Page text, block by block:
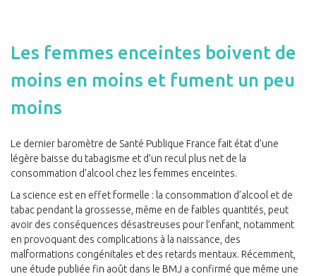
Les femmes enceintes boivent de
moins en moins et fument un peu
moins
Le dernier baromètre de Santé Publique France fait état d’une
légère baisse du tabagisme et d’un recul plus net de la
consommation d’alcool chez les femmes enceintes.
La science est en effet formelle : la consommation d’alcool et de
tabac pendant la grossesse, même en de faibles quantités, peut
avoir des conséquences désastreuses pour l’enfant, notamment
en provoquant des complications à la naissance, des
malformations congénitales et des retards mentaux. Récemment,
une étude publiée fin août dans le BMJ a confirmé que même une